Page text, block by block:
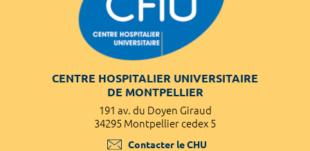
CENTRE HOSPITALIER UNIVERSITAIRE
DE MONTPELLIER
191 av. du Doyen Giraud
34295 Montpellier cedex 5
Contacter le CHU